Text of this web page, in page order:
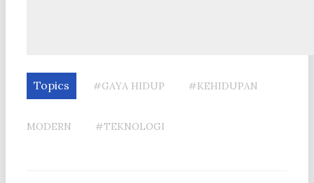
Topics #GAYA HIDUP #KEHIDUPAN
MODERN #TEKNOLOGI